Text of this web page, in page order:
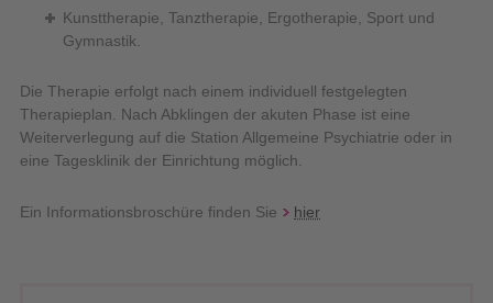
Kunsttherapie, Tanztherapie, Ergotherapie, Sport und
Gymnastik.
Die Therapie erfolgt nach einem individuell festgelegten
Therapieplan. Nach Abklingen der akuten Phase ist eine
Weiterverlegung auf die Station Allgemeine Psychiatrie oder in
eine Tagesklinik der Einrichtung möglich.
Ein Informationsbroschüre finden Sie hier